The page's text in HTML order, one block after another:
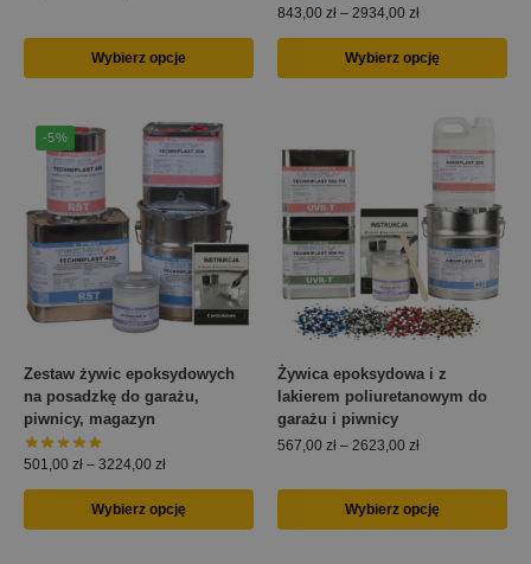
Wybierz opcje
843,00 zł – 2934,00 zł
Wybierz opcję
-5%
Zestaw żywic epoksydowych
na posadzkę do garażu,
piwnicy, magazyn
501,00 zł – 3224,00 zł
Wybierz opcję
Żywica epoksydowa i z
lakierem poliuretanowym do
garażu i piwnicy
567,00 zł – 2623,00 zł
Wybierz opcję